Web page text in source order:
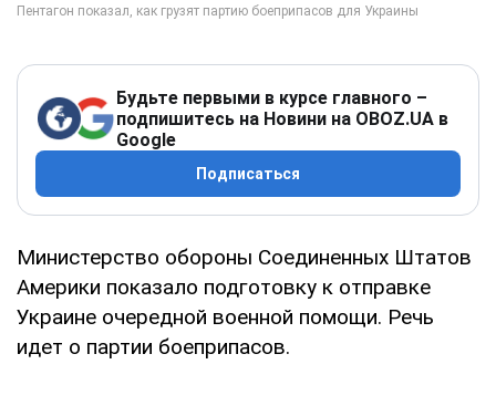
Будьте первыми в курсе главного –
подпишитесь на Новини на OBOZ.UA в
Google
Подписаться
Министерство обороны Соединенных Штатов
Америки показало подготовку к отправке
Украине очередной военной помощи. Речь
идет о партии боеприпасов.